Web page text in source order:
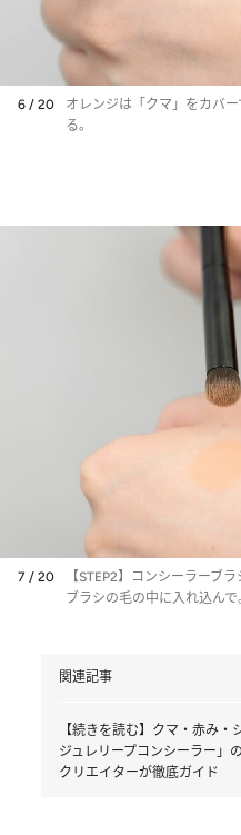
6 / 20
オレンジは「クマ」をカバ
る。
7 / 20
【STEP2】コンシーラーブ
ブラシの毛の中に入れ込んで
関連記事
【続きを読む】クマ・赤み
ジュレリープコンシーラー」
クリエイターが徹底ガイド